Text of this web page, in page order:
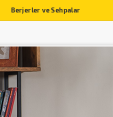
Berjerler ve Sehpalar